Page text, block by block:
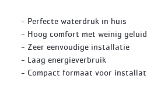
- Perfecte waterdruk in huis
- Hoog comfort met weinig geluid
- Zeer eenvoudige installatie
- Laag energieverbruik
- Compact formaat voor